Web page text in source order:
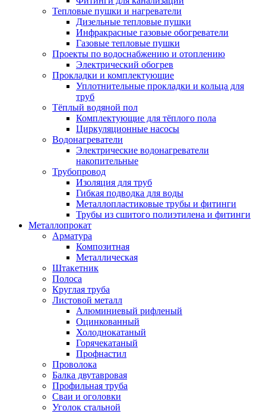
Тепловые пушки и нагреватели
Дизельные тепловые пушки
Инфракрасные газовые обогреватели
Газовые тепловые пушки
Проекты по водоснабжению и отоплению
Электрический обогрев
Прокладки и комплектующие
Уплотнительные прокладки и кольца для
труб
Тёплый водяной пол
Комплектующие для тёплого пола
Циркуляционные насосы
Водонагреватели
Электрические водонагреватели
накопительные
Трубопровод
Изоляция для труб
Гибкая подводка для воды
Металлопластиковые трубы и фитинги
Трубы из сшитого полиэтилена и фитинги
Металлопрокат
Арматура
Композитная
Металлическая
Штакетник
Полоса
Круглая труба
Листовой металл
Алюминиевый рифленый
Оцинкованный
Холоднокатаный
Горячекатаный
Профнастил
Проволока
Балка двутавровая
Профильная труба
Сваи и оголовки
Уголок стальной